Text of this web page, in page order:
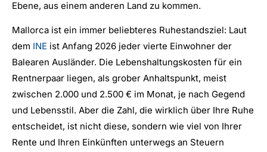
Ebene, aus einem anderen Land zu kommen.
Mallorca ist ein immer beliebteres Ruhestandsziel: Laut
dem INE ist Anfang 2026 jeder vierte Einwohner der
Balearen Ausländer. Die Lebenshaltungskosten für ein
Rentnerpaar liegen, als grober Anhaltspunkt, meist
zwischen 2.000 und 2.500 € im Monat, je nach Gegend
und Lebensstil. Aber die Zahl, die wirklich über Ihre Ruhe
entscheidet, ist nicht diese, sondern wie viel von Ihrer
Rente und Ihren Einkünften unterwegs an Steuern